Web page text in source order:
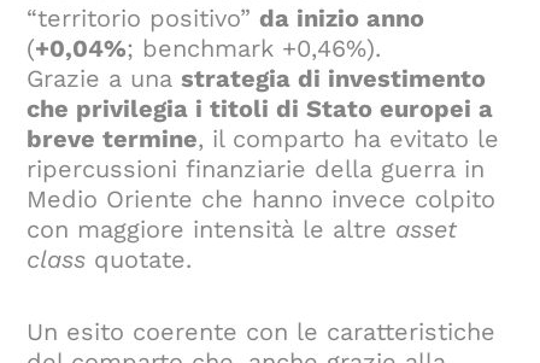
“territorio positivo” da inizio anno
(+0,04%; benchmark +0,46%).
Grazie a unastrategia di investimento
che privilegia i titoli di Stato europei a
breve termine, il comparto ha evitato le
ripercussioni finanziarie della guerra in
Medio Oriente che hanno invece colpito
con maggiore intensità le altre asset
class quotate.
Un esito coerente con le caratteristiche